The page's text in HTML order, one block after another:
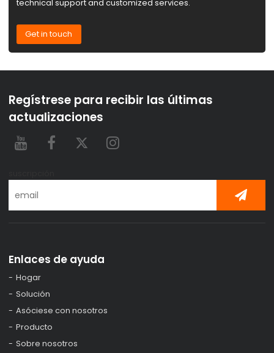
technical support and customized services.
Get in touch
Regístrese para recibir las últimas
actualizaciones
Enlaces de ayuda
Hogar
Solución
Asóciese con nosotros
Producto
Sobre nosotros